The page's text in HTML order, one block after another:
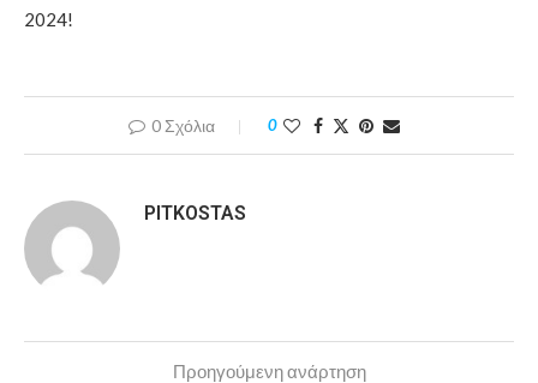
2024!
0 Σχόλια 0
PITKOSTAS
Προηγούμενη ανάρτηση